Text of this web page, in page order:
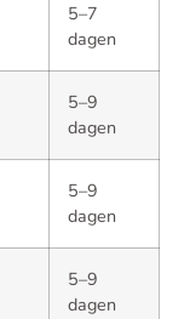
5–7
dagen
5–9
dagen
5–9
dagen
5–9
dagen